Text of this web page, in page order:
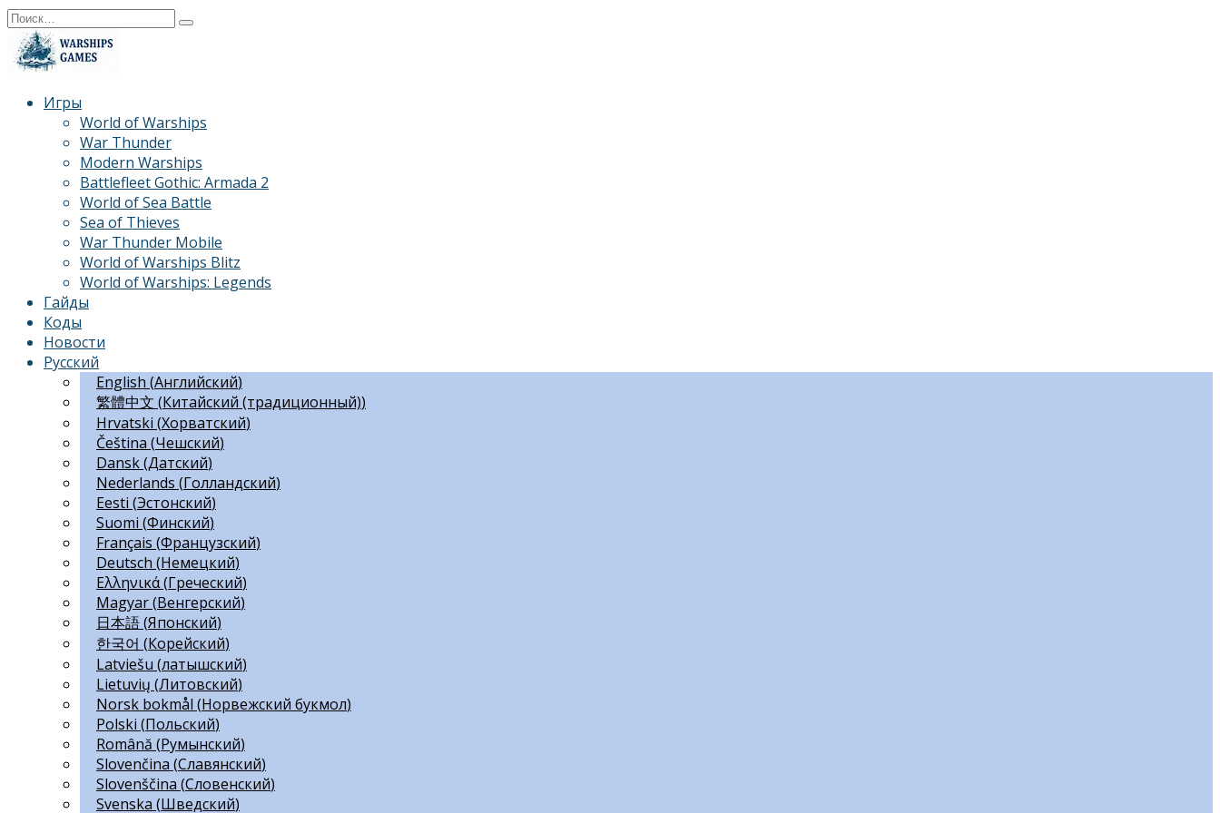
Перейти
содержанию
Search
for:
Игры
World of Warships
War Thunder
Modern Warships
Battlefleet Gothic: Armada 2
World of Sea Battle
Sea of Thieves
War Thunder Mobile
World of Warships Blitz
World of Warships: Legends
Гайды
Коды
Новости
Русский
English (Английский)
繁體中文 (Китайский (традиционный))
Hrvatski (Хорватский)
Čeština (Чешский)
Dansk(Датский)
Nederlands (Голландский)
Eesti (Эстонский)
Suomi (Финский)
Français (Французский)
Deutsch (Немецкий)
Ελληνικά(Греческий)
Magyar(Венгерский)
日本語(Японский)
한국어 (Корейский)
Latviešu (латышский)
Lietuvių (Литовский)
Norsk bokmål (Норвежский букмол)
Polski (Польский)
Română (Румынский)
Slovenčina (Славянский)
Slovenščina (Словенский)
Svenska (Шведский)